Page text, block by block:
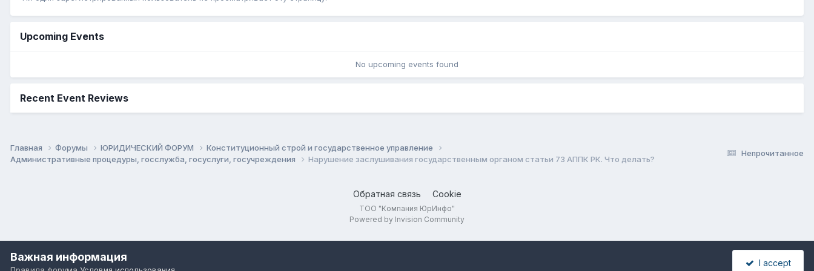
Upcoming Events
No upcoming events found
Recent Event Reviews
Непрочитанное
Главная Форумы ЮРИДИЧЕСКИЙ ФОРУМ
Конституционный строй и государственное управление
Административные процедуры, госслужба, госуслуги, госучреждения
Нарушение заслушивания государственным органом статьи 73 АППК РК. Что делать?
Обратная связь Cookie
ТОО "Компания ЮрИнфо"
Powered by Invision Community
Важная информация I accept